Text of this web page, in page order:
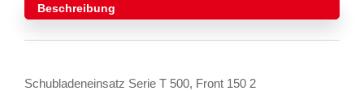
Beschreibung
Schubladeneinsatz Serie T 500, Front 150 2